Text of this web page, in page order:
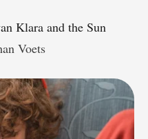
Klara and the Sun
Voets